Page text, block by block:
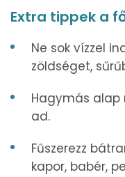
Extra tippek a
Ne sok vízzel
zöldséget,
Hagymás alap
ad.
Fűszerezz
kapor, babér,